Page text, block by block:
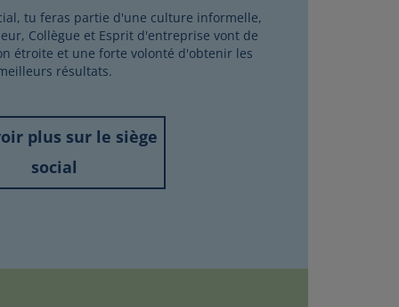
tu feras partie d'une culture informelle,
Collègue et Esprit d'entreprise vont de
étroite et une forte volonté d'obtenir les
résultats.
plus sur le siège
social